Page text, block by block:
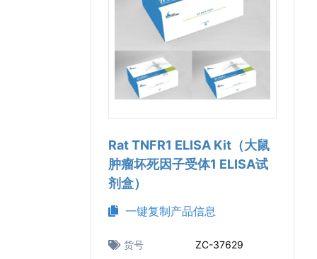
Rat TNFR1 ELISA Kit（大鼠
肿瘤坏死因子受体1 ELISA试
剂盒）
一键复制产品信息
货号
ZC-37629